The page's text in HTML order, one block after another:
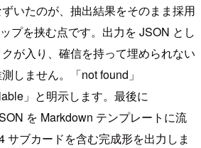
いたのが、抽出結果をそのまま採用
プを挟む点です。出力を JSON とし
が入り、確信を持って埋められない
しません。「not found」
」と明示します。最後に
を Markdown テンプレートに流
サブカードを含む完成形を出力しま